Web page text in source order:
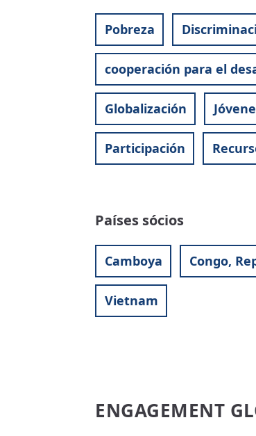
Pobreza
cooperación para el
Globalización
Participación
Países sócios
Camboya Congo,
Vietnam
ENGAGEMENT